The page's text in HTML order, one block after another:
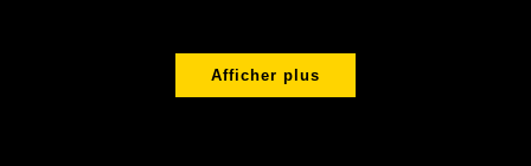
Afficher plus